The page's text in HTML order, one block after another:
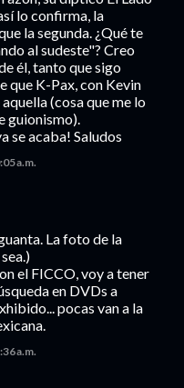
lo confirma, la
la segunda. ¿Qué te
al sudeste"? Creo
él, tanto que sigo
que K-Pax, con Kevin
(cosa que me lo
guionismo).
se acaba! Saludos
a.m.
La foto de la
el FICCO, voy a tener
en DVDs a
pocas van a la
a.m.